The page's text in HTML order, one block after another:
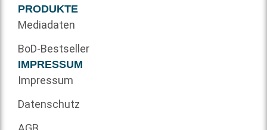
PRODUKTE
Mediadaten
BoD-Bestseller
IMPRESSUM
Impressum
Datenschutz